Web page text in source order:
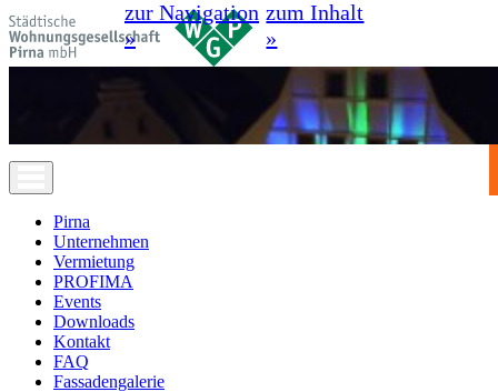
zur Navigation
»
zum Inhalt
»
Pirna
Unternehmen
Vermietung
PROFIMA
Events
Downloads
Kontakt
FAQ
Fassadengalerie